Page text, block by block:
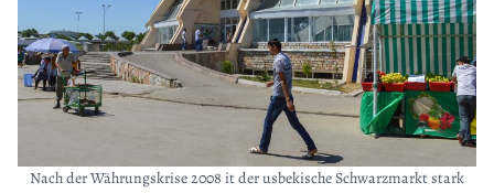
Nach der Währungskrise 2008 it der usbekische Schwarzmarkt stark